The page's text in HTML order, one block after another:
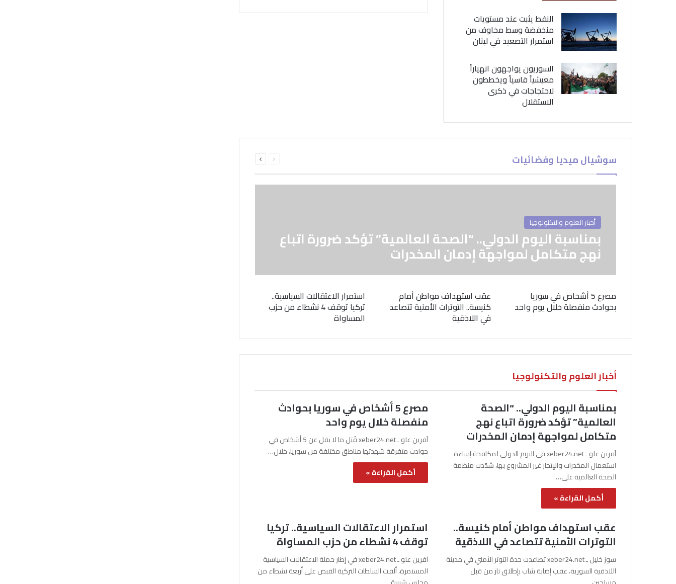
النفط يثبت عند مستويات
منخفضة وسط مخاوف من
استمرار التصعيد في لبنان
السوريون يواجهون انهياراً
معيشياً قاسياً ويخططون
لاحتجاجات في ذكرى
الاستقلال
سوشيال ميديا وفضائيات الصفحةالصفحة
أخبار العلوم والتكنولوجيا
بمناسبة اليوم الدولي.. “الصحة العالمية” تؤكد ضرورة اتباع
نهج متكامل لمواجهة إدمان المخدرات
مصرع 5 أشخاص في سوريا
بحوادث منفصلة خلال يوم واحد
عقب استهداف مواطن أمام
كنيسة.. التوترات الأمنية تتصاعد
في اللاذقية
استمرار الاعتقالات السياسية..
تركيا توقف 4 نشطاء من حزب
المساواة
أخبار العلوم والتكنولوجيا
بمناسبة اليوم الدولي.. “الصحة
العالمية” تؤكد ضرورة اتباع نهج
متكامل لمواجهة إدمان المخدرات
آفرين علو ـ xeber24.net في اليوم الدولي لمكافحة إساءة
استعمال المخدرات والإتجار غير المشروع بها، شدّدت منظمة
الصحة العالمية على…
أكمل القراءة »
مصرع 5 أشخاص في سوريا بحوادث
منفصلة خلال يوم واحد
آفرين علو ـ xeber24.net قُتل ما لا يقل عن 5 أشخاص في
حوادث متفرقة شهدتها مناطق مختلفة من سوريا، خلال…
أكمل القراءة »
عقب استهداف مواطن أمام كنيسة..
التوترات الأمنية تتصاعد في اللاذقية
سوز خليل ـ xeber24.net تصاعدت حدة التوتر الأمني في مدينة
اللاذقية السورية، عقب إصابة شاب بإطلاق نار من قبل
استمرار الاعتقالات السياسية.. تركيا
توقف 4 نشطاء من حزب المساواة
آفرين علو ـ xeber24.net في إطار حملة الاعتقالات السياسية
المستمرة، ألقت السلطات التركية القبض على أربعة نشطاء من